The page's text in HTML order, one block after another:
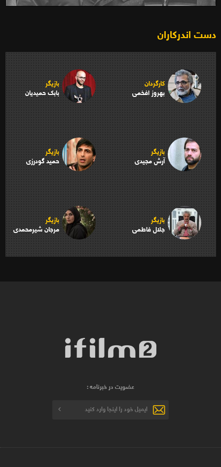
دست اندرکاران
کارگردان
بهروز افخمی
بازیگر
بابک حمیدیان
بازیگر
آرش مجیدی
بازیگر
حمید گودرزی
بازیگر
جلال فاطمی
بازیگر
مرجان شیرمحمدی
عضویت در خبرنامه :